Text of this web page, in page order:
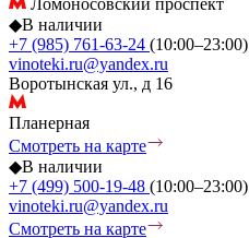
◆В наличии
+7 (985) 761-63-24 (10:00–23:00)
vinoteki.ru@yandex.ru
Воротынская ул., д 16
Планерная
Смотреть на карте
◆В наличии
+7 (499) 500-19-48 (10:00–23:00)
vinoteki.ru@yandex.ru
Смотреть на карте